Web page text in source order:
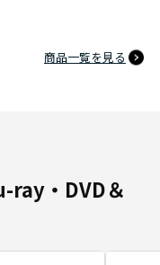
商品一覧を見る
ray・DVD＆